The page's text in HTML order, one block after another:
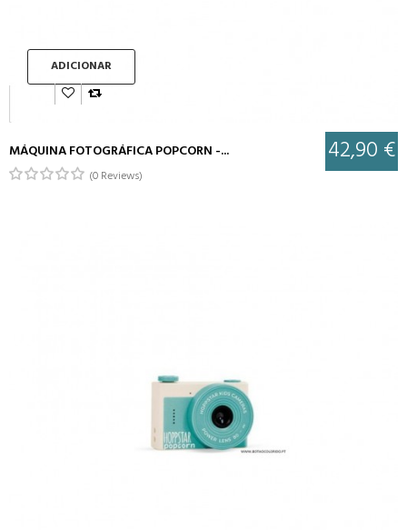
ADICIONAR
MÁQUINA FOTOGRÁFICA POPCORN -... 42,90 €
(0 Reviews)